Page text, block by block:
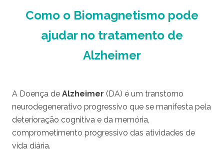
Como o Biomagnetismo pode
ajudar no tratamento de
Alzheimer
A Doença de Alzheimer (DA) é um transtorno
neurodegenerativo progressivo que se manifesta pela
deterioração cognitiva e da memória,
comprometimento progressivo das atividades de
vida diária.